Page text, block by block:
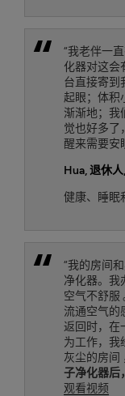
“我老伴一
化器对这会
台直接寄到
起眼；体积
渐渐地；我
觉也好多了
醒来需要安
Hua, 退休
健康、睡眠
“我的房间
净化器。我
空气不舒服
流通空气的
返回时，在
为工作，我
灰尘的房间
子净化器后
观看视频